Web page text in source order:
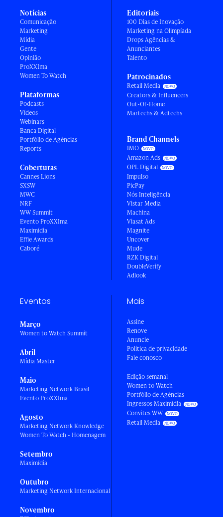
Notícias
Comunicação
Marketing
Mídia
Gente
Opinião
ProXXIma
Women To Watch
Plataformas
Podcasts
Vídeos
Webinars
Banca Digital
Portfólio de Agências
Reports
Coberturas
Cannes Lions
SXSW
MWC
NRF
WW Summit
Evento ProXXIma
Maximídia
Effie Awards
Caboré
Editoriais
100 Dias de Inovação
Marketing na Olimpíada
Drops Agências &
Anunciantes
Talento
Patrocinados
Retail Media
Creators & Influencers
Out-Of-Home
Martechs & Adtechs
Brand Channels
IMO
Amazon Ads
OPL Digital
Impulso
PicPay
Nós Inteligência
Vistar Media
Machina
Viasat Ads
Magnite
Uncover
Mude
RZK Digital
DoubleVerify
Adlook
Eventos
Março
Women to Watch Summit
Abril
Mídia Master
Maio
Marketing Network Brasil
Evento ProXXIma
Agosto
Marketing Network Knowledge
Women To Watch - Homenagem
Setembro
Maximídia
Outubro
Marketing Network Internacional
Novembro
Mais
Assine
Renove
Anuncie
Política de privacidade
Fale conosco
Edição semanal
Women to Watch
Portfólio de Agências
Ingressos Maximídia
Convites WW
Retail Media